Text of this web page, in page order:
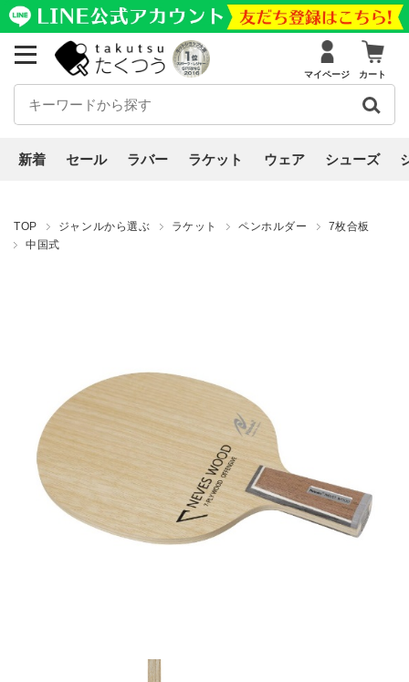
マイページ カート
新着 セール ラバー ラケット ウェア シューズ
TOP ジャンルから選ぶ ラケット ペンホルダー
7枚合板
中国式